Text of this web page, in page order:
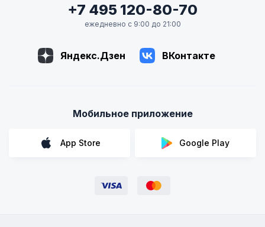
+7 495 120-80-70
ежедневно с 9:00 до 21:00
Яндекс.Дзен ВКонтакте
Мобильное приложение
App Store Google Play